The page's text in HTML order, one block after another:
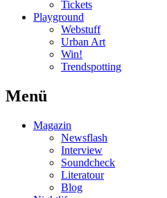
Tickets
Playground
Webstuff
Urban Art
Win!
Trendspotting
Menü
Magazin
Newsflash
Interview
Soundcheck
Literatour
Blog